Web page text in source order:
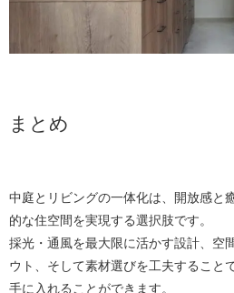
まとめ
中庭とリビングの一体化は、開放感と
的な住空間を実現する選択肢です。
採光・通風を最大限に活かす設計、空
ウト、そして素材選びを工夫すること
手に入れることができます。